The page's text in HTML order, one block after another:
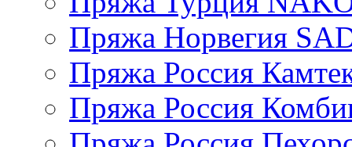
Пряжа Норвегия
Пряжа Россия
Пряжа Россия